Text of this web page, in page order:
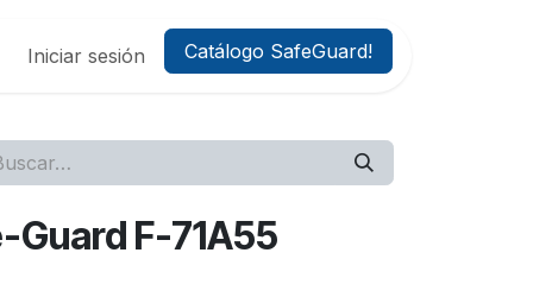
Iniciar sesión Catálogo SafeGuard!
Guard F-71A55